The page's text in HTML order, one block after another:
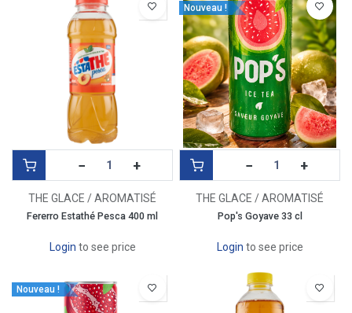
− +
THE GLACE / AROMATISÉ
Fererro Estathé Pesca 400 ml
Login to see price
Nouveau !
− +
THE GLACE / AROMATISÉ
Pop's Goyave 33 cl
Login to see price
Nouveau !